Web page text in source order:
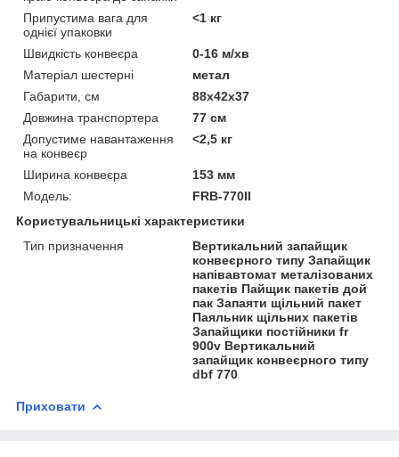
Припустима вага для
однієї упаковки
<1 кг
Швидкість конвеєра
0-16 м/хв
Матеріал шестерні
метал
Габарити, см
88х42х37
Довжина транспортера
77 см
Допустиме навантаження
на конвеєр
<2,5 кг
Ширина конвеєра
153 мм
Модель:
FRB-770II
Користувальницькі характеристики
Тип призначення
Вертикальний запайщик
конвеєрного типу Запайщик
напівавтомат металізованих
пакетів Пайщик пакетів дой
пак Запаяти щільний пакет
Паяльник щільних пакетів
Запайщики постійники fr
900v Вертикальний
запайщик конвеєрного типу
dbf 770
Приховати